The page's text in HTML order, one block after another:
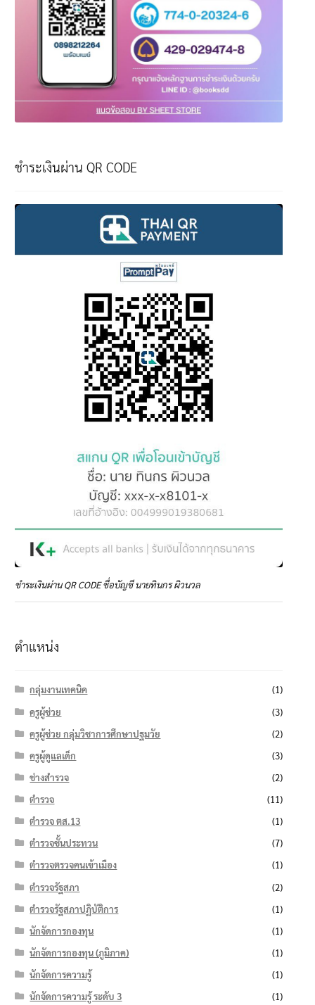
ชำระเงินผ่าน QR CODE
ชำระเงินผ่าน QR CODE ชื่อบัญชี นายทินกร ผิวนวล
ตำแหน่ง
กลุ่มงานเทคนิค
(1)
ครูผู้ช่วย
(3)
ครูผู้ช่วย กลุ่มวิชาการศึกษาปฐมวัย
(2)
ครูผู้ดูแลเด็ก
(3)
ช่างสำรวจ
(2)
ตำรวจ
(11)
ตำรวจ ตส.13
(1)
ตำรวจชั้นประทวน
(7)
ตำรวจตรวจคนเข้าเมือง
(1)
ตำรวจรัฐสภา
(2)
ตำรวจรัฐสภาปฏิบัติการ
(1)
นักจัดการกองทุน
(1)
นักจัดการกองทุน (ภูมิภาค)
(1)
นักจัดการความรู้
(1)
นักจัดการความรู้ ระดับ 3
(1)